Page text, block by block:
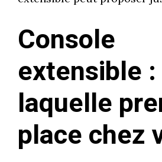
Console
extensible :
laquelle
place chez